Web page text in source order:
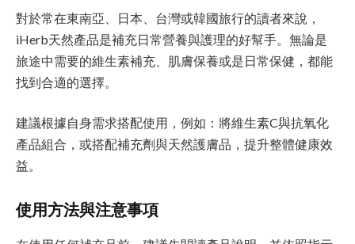
對於常在東南亞、日本、台灣或韓國旅行的讀者來說，
iHerb天然產品是補充日常營養與護理的好幫手。無論是
旅途中需要的維生素補充、肌膚保養或是日常保健，都能
找到合適的選擇。
建議根據自身需求搭配使用，例如：將維生素C與抗氧化
產品組合，或搭配補充劑與天然護膚品，提升整體健康效
益。
使用方法與注意事項